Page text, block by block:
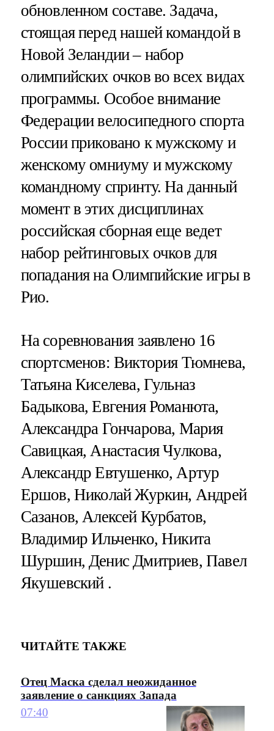
обновленном составе. Задача,
стоящая перед нашей командой в
Новой Зеландии – набор
олимпийских очков во всех видах
программы. Особое внимание
Федерации велосипедного спорта
России приковано к мужскому и
женскому омниуму и мужскому
командному спринту. На данный
момент в этих дисциплинах
российская сборная еще ведет
набор рейтинговых очков для
попадания на Олимпийские игры в
Рио.
На соревнования заявлено 16
спортсменов: Виктория Тюмнева,
Татьяна Киселева, Гульназ
Бадыкова, Евгения Романюта,
Александра Гончарова, Мария
Савицкая, Анастасия Чулкова,
Александр Евтушенко, Артур
Ершов, Николай Журкин, Андрей
Сазанов, Алексей Курбатов,
Владимир Ильченко, Никита
Шуршин, Денис Дмитриев, Павел
Якушевский .
ЧИТАЙТЕ ТАКЖЕ
Отец Маска сделал неожиданное
заявление о санкциях Запада
07:40